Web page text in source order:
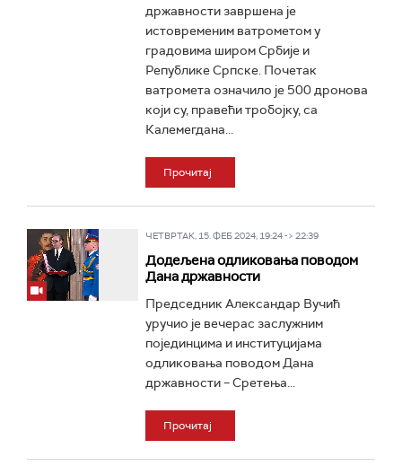
државности завршена је
истовременим ватрометом у
градовима широм Србије и
Републике Српске. Почетак
ватромета означило је 500 дронова
који су, правећи тробојку, са
Калемегдана...
Прочитај
ЧЕТВРТАК, 15. ФЕБ 2024, 19:24 -> 22:39
Додељена одликовања поводом
Дана државности
Председник Александар Вучић
уручио је вечерас заслужним
појединцима и институцијама
одликовања поводом Дана
државности – Сретења...
Прочитај